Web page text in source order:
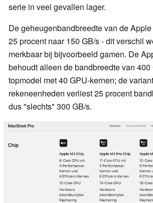
serie in veel gevallen lager.
De geheugenbandbreedte van de
25 procent naar 150 GB/s - dit verschil
merkbaar bij bijvoorbeeld gamen. De
behoudt alleen de bandbreedte van 400
topmodel met 40 GPU-kernen; de
rekeneenheden verliest 25 procent
dus "slechts" 300 GB/s.